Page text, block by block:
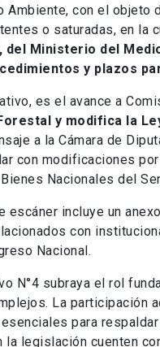
Ambiente, con el
o saturadas, en la
del Ministerio del
y plazos
es el avance a
y modifica la
a la Cámara de
con modificaciones
Nacionales del
escáner incluye un
con
Nacional.
N°4 subraya el rol
La participación
para
la legislación cuenten